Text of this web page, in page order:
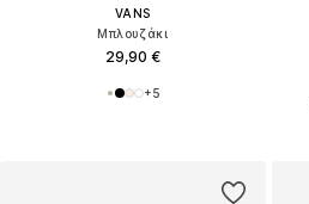
VANS
Μπλουζάκι
29,90 €
+5